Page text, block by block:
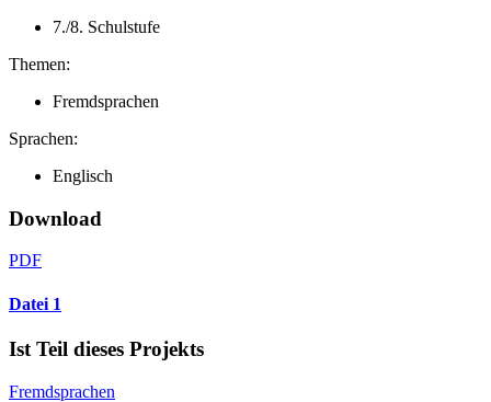
7./8. Schulstufe
Themen:
Fremdsprachen
Sprachen:
Englisch
Download
PDF
Datei 1
Ist Teil dieses Projekts
Fremdsprachen